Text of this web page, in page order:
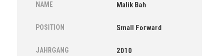
NAME Malik Bah
POSITION Small Forward
JAHRGANG 2010